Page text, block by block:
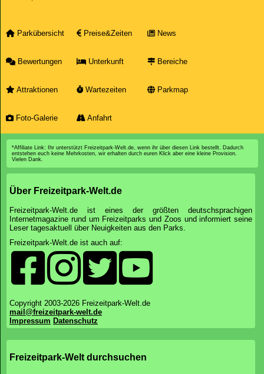
Parkübersicht Preise&Zeiten News
Bewertungen Unterkunft Bereiche
Attraktionen Wartezeiten Parkmap
Foto-Galerie Anfahrt
*Affiliate Link: Ihr unterstützt Freizeitpark-Welt.de, wenn ihr über diesen Link bestellt. Dadurch
entstehen euch keine Mehrkosten, wir erhalten durch euren Klick aber eine kleine Provision.
Vielen Dank.
Über Freizeitpark-Welt.de
Freizeitpark-Welt.de ist eines der größten deutschsprachigen
Internetmagazine rund um Freizeitparks und Zoos und informiert seine
Leser tagesaktuell über Neuigkeiten aus den Parks.
Freizeitpark-Welt.de ist auch auf:
Copyright 2003-2026 Freizeitpark-Welt.de
mail@freizeitpark-welt.de
Impressum Datenschutz
Freizeitpark-Welt durchsuchen